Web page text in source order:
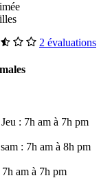
2 évaluations
: 7h am à 7h pm
: 7h am à 8h pm
am à 7h pm